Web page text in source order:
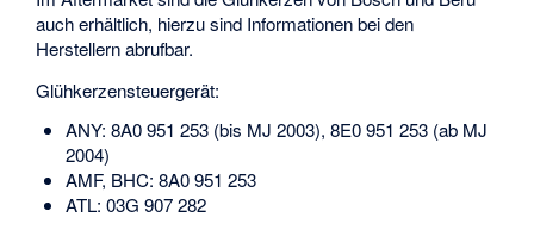
auch erhältlich, hierzu sind Informationen bei den
Herstellern abrufbar.
Glühkerzensteuergerät:
ANY: 8A0 951 253 (bis MJ 2003), 8E0 951 253 (ab MJ
2004)
AMF, BHC: 8A0 951 253
ATL: 03G 907 282